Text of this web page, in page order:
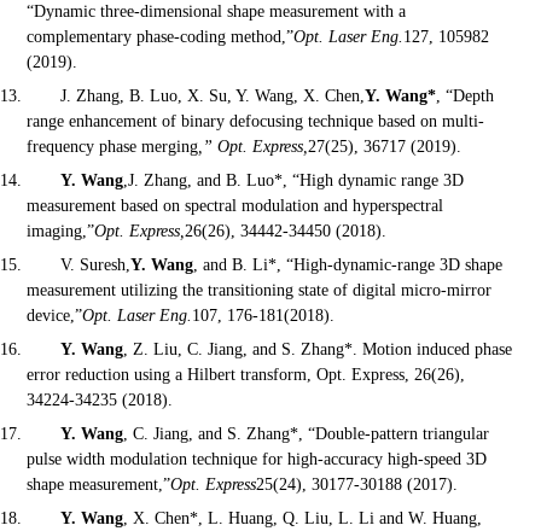
“Dynamic three-dimensional shape measurement with a
complementary phase-coding method,”Opt. Laser Eng. 127, 105982
(2019).
J. Zhang, B. Luo, X. Su, Y. Wang, X. Chen,Y. Wang*, “Depth
range enhancement of binary defocusing technique based on multi-
frequency phase merging,” Opt. Express,27(25), 36717 (2019).
Y. Wang,J. Zhang, and B. Luo*, “High dynamic range 3D
measurement based on spectral modulation and hyperspectral
imaging,”Opt. Express,26(26), 34442-34450 (2018).
V. Suresh,Y. Wang, and B. Li*, “High-dynamic-range 3D shape
measurement utilizing the transitioning state of digital micro-mirror
device,”Opt. Laser Eng. 107, 176-181(2018).
Y. Wang, Z. Liu, C. Jiang, and S. Zhang*. Motion induced phase
error reduction using a Hilbert transform, Opt. Express, 26(26),
34224-34235 (2018).
Y. Wang, C. Jiang, and S. Zhang*, “Double-pattern triangular
pulse width modulation technique for high-accuracy high-speed 3D
shape measurement,”Opt. Express25(24), 30177-30188 (2017).
Y. Wang, X. Chen*, L. Huang, Q. Liu, L. Li and W. Huang,